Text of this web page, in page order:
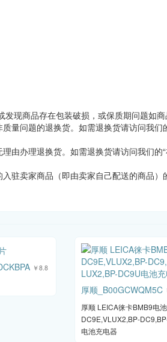
现商品存在包装破损，或保质期问题如
问题的退换货。如需退换货请访问我们的
办理退换货。如需退换货请访问我们的“
驻卖家商品（即由卖家自己配送的商品）
￥8.8
厚顺_B00GCWQM5C
厚顺 LEICA徕卡BMB9电
DC9E,VLUX2,BP-
电池充电器